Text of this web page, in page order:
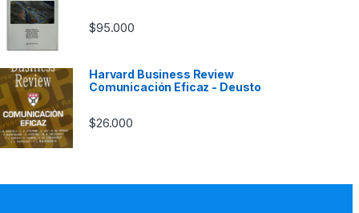
$95.000
Harvard Business Review
Comunicación Eficaz - Deusto
$26.000